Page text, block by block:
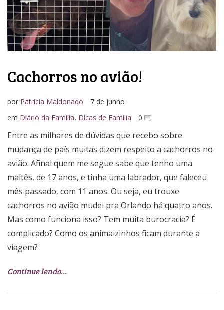
Cachorros no avião!
por Patrícia Maldonado
7 de junho
em Diário da Família, Dicas de Família 0
Entre as milhares de dúvidas que recebo sobre
mudança de país muitas dizem respeito a cachorros no
avião. Afinal quem me segue sabe que tenho uma
maltês, de 17 anos, e tinha uma labrador, que faleceu
mês passado, com 11 anos. Ou seja, eu trouxe
cachorros no avião mudei pra Orlando há quatro anos.
Mas como funciona isso? Tem muita burocracia? É
complicado? Como os animaizinhos ficam durante a
viagem?
Continue lendo…